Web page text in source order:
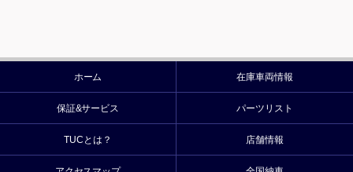
ホーム 在庫車両情報
保証&サービス パーツリスト
TUCとは？ 店舗情報